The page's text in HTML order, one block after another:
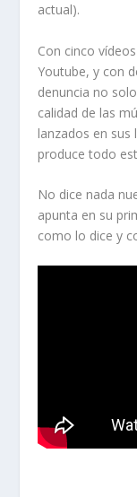
actual).
Con cinco
Youtube, y con
denuncia no
calidad de las
lanzados en
produce todo
No dice nada
apunta en su
como lo dice y